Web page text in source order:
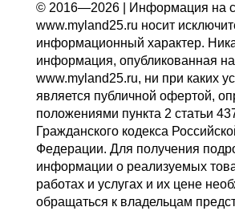
© 2016—2026 | Информация на
www.myland25.ru носит
информационный характер.
информация, опубликованная
www.myland25.ru, ни при каких
является публичной офертой,
положениями пункта 2 статьи
Гражданского кодекса
Федерации. Для получения
информации о реализуемых
работах и услугах и их цене
обращаться к владельцам